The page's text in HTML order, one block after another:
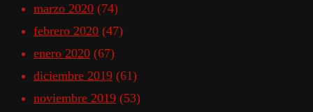
marzo 2020 (74)
febrero 2020 (47)
enero 2020 (67)
diciembre 2019 (61)
noviembre 2019 (53)